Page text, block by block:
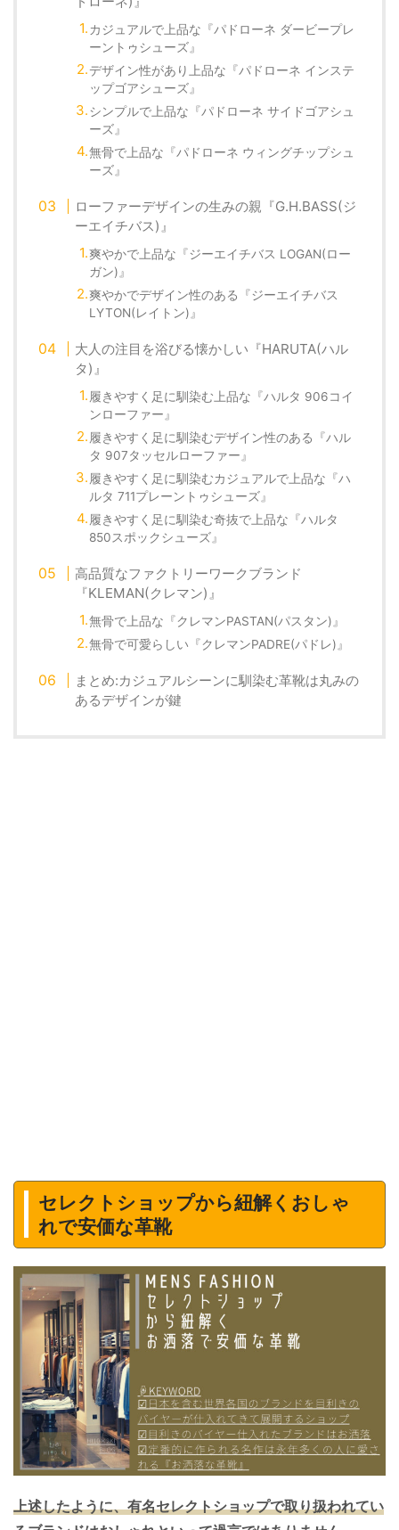
カジュアルで上品な『パドローネ ダービープレ
ーントゥシューズ』
デザイン性があり上品な『パドローネ インステ
ップゴアシューズ』
シンプルで上品な『パドローネ サイドゴアシュ
ーズ』
無骨で上品な『パドローネ ウィングチップシュ
ーズ』
ローファーデザインの生みの親『G.H.BASS(ジ
ーエイチバス)』
爽やかで上品な『ジーエイチバス LOGAN(ロー
ガン)』
爽やかでデザイン性のある『ジーエイチバス
LYTON(レイトン)』
大人の注目を浴びる懐かしい『HARUTA(ハル
タ)』
履きやすく足に馴染む上品な『ハルタ 906コイ
ンローファー』
履きやすく足に馴染むデザイン性のある『ハル
タ 907タッセルローファー』
履きやすく足に馴染むカジュアルで上品な『ハ
ルタ 711プレーントゥシューズ』
履きやすく足に馴染む奇抜で上品な『ハルタ
850スポックシューズ』
高品質なファクトリーワークブランド
『KLEMAN(クレマン)』
無骨で上品な『クレマンPASTAN(パスタン)』
無骨で可愛らしい『クレマンPADRE(パドレ)』
まとめ:カジュアルシーンに馴染む革靴は丸みの
あるデザインが鍵
セレクトショップから紐解くおしゃ
れで安価な革靴
上述したように、有名セレクトショップで取り扱われてい